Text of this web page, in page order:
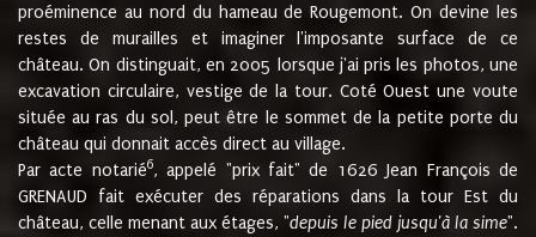
proéminence au nord du hameau de Rougemont. On devine les
restes de murailles et imaginer l'imposante surface de ce
château. On distinguait, en 2005 lorsque j'ai pris les photos, une
excavation circulaire, vestige de la tour. Coté Ouest une voute
située au ras du sol, peut être le sommet de la petite porte du
château qui donnait accès direct au village.
Par acte notarié6, appelé "prix fait" de 1626 Jean François de
GRENAUD fait exécuter des réparations dans la tour Est du
château, celle menant aux étages, "depuis le pied jusqu'à la sime".